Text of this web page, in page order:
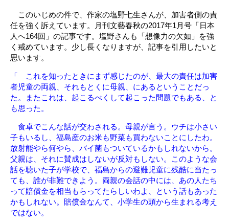
このいじめの件で、作家の塩野七生さんが、加害者側の責
任を強く訴えています。月刊文藝春秋の2017年1月号「日本
人へ164回」の記事です。塩野さんも「想像力の欠如」を強
く戒めています。少し長くなりますが、記事を引用したいと
思います。
「 これを知ったときにまず感じたのが、最大の責任は加害
者児童の両親、それもとくに母親、にあるということだっ
た。またこれは、起こるべくして起こった問題でもある、と
も思った。
食卓でこんな話が交わされる。母親が言う。ウチは小さい
子もいるし、福島産のお米も野菜も買わないことにしたわ。
放射能やら何やら、バイ菌もついているかもしれないから。
父親は、それに賛成はしないが反対もしない。このような会
話を聴いた子が学校で、福島からの避難児童に残酷に当たっ
ても、誰が非難できよう。両親の会話の中には、あの人たち
って賠償金を相当もらってたらしいわよ、という話もあった
かもしれない。賠償金なんて、小学生の頭から生まれる考え
ではない。